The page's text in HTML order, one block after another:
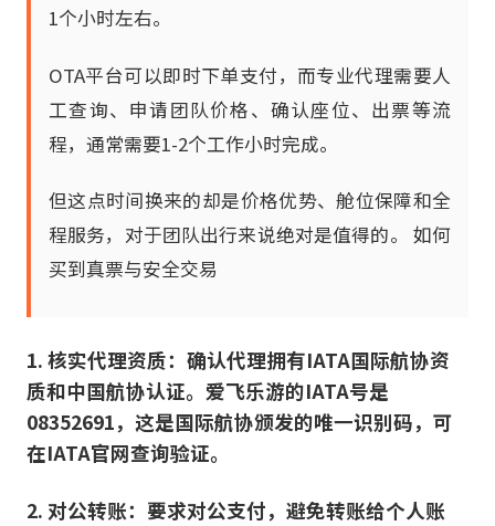
1个小时左右。
OTA平台可以即时下单支付，而专业代理需要人
工查询、申请团队价格、确认座位、出票等流
程，通常需要1-2个工作小时完成。
但这点时间换来的却是价格优势、舱位保障和全
程服务，对于团队出行来说绝对是值得的。 如何
买到真票与安全交易
1. 核实代理资质：确认代理拥有IATA国际航协资
质和中国航协认证。爱飞乐游的IATA号是
08352691，这是国际航协颁发的唯一识别码，可
在IATA官网查询验证。
2. 对公转账：要求对公支付，避免转账给个人账